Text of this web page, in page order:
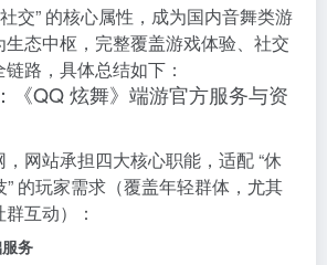
交” 的核心属性，成为国内音舞类游
态中枢，完整覆盖游戏体验、社交
路，具体总结如下：
《QQ 炫舞》端游官方服务与资
网站承担四大核心职能，适配 “休
” 的玩家需求（覆盖年轻群体，尤其
互动）：
务